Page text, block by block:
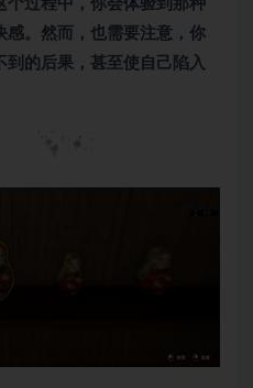
个过程中，你会体验到那种
感。然而，也需要注意，你
到的后果，甚至使自己陷入